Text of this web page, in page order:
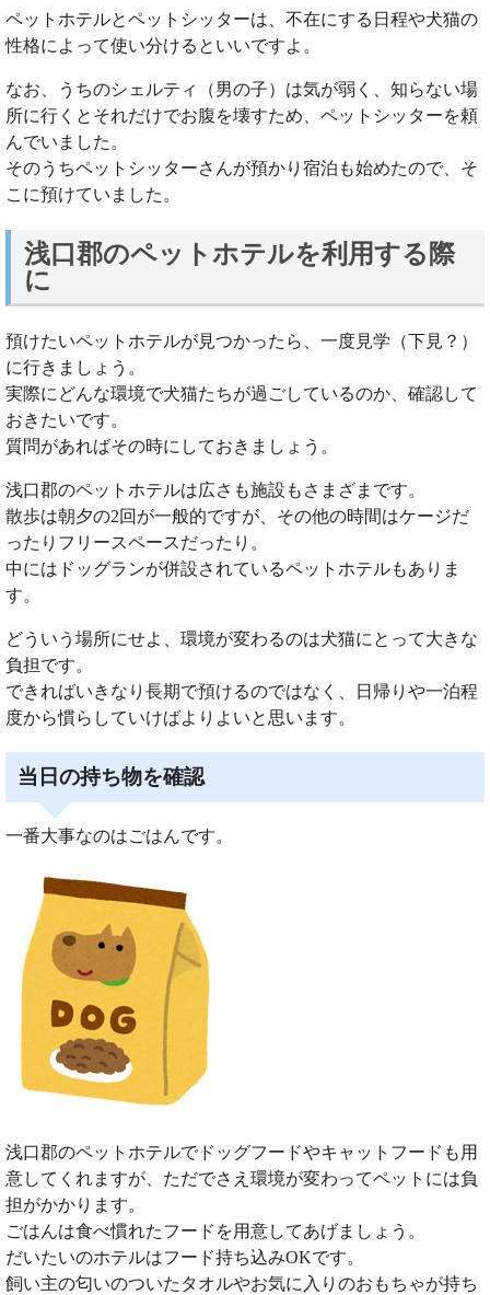
ペットホテルとペットシッターは、不在にする日程や犬猫の
性格によって使い分けるといいですよ。
なお、うちのシェルティ（男の子）は気が弱く、知らない場
所に行くとそれだけでお腹を壊すため、ペットシッターを頼
んでいました。
そのうちペットシッターさんが預かり宿泊も始めたので、そ
こに預けていました。
浅口郡のペットホテルを利用する際
に
預けたいペットホテルが見つかったら、一度見学（下見？）
に行きましょう。
実際にどんな環境で犬猫たちが過ごしているのか、確認して
おきたいです。
質問があればその時にしておきましょう。
浅口郡のペットホテルは広さも施設もさまざまです。
散歩は朝夕の2回が一般的ですが、その他の時間はケージだ
ったりフリースペースだったり。
中にはドッグランが併設されているペットホテルもありま
す。
どういう場所にせよ、環境が変わるのは犬猫にとって大きな
負担です。
できればいきなり長期で預けるのではなく、日帰りや一泊程
度から慣らしていけばよりよいと思います。
当日の持ち物を確認
一番大事なのはごはんです。
浅口郡のペットホテルでドッグフードやキャットフードも用
意してくれますが、ただでさえ環境が変わってペットには負
担がかかります。
ごはんは食べ慣れたフードを用意してあげましょう。
だいたいのホテルはフード持ち込みOKです。
飼い主の匂いのついたタオルやお気に入りのおもちゃが持ち